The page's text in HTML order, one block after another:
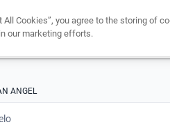
ANGEL
All Cookies”, you agree to the storing of
our marketing efforts.